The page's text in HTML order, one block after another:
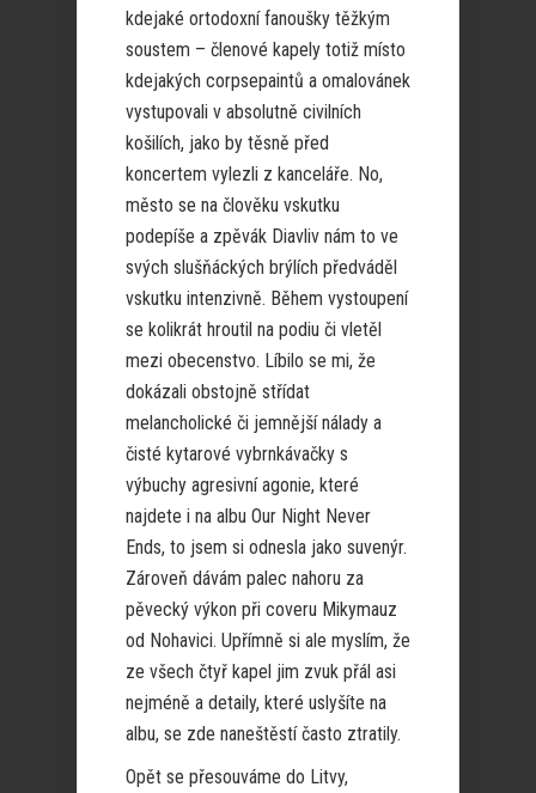
kdejaké ortodoxní fanoušky těžkým
soustem – členové kapely totiž místo
kdejakých corpsepaintů a omalovánek
vystupovali v absolutně civilních
košilích, jako by těsně před
koncertem vylezli z kanceláře. No,
město se na člověku vskutku
podepíše a zpěvák Diavliv nám to ve
svých slušňáckých brýlích předváděl
vskutku intenzivně. Během vystoupení
se kolikrát hroutil na podiu či vletěl
mezi obecenstvo. Líbilo se mi, že
dokázali obstojně střídat
melancholické či jemnější nálady a
čisté kytarové vybrnkávačky s
výbuchy agresivní agonie, které
najdete i na albu Our Night Never
Ends, to jsem si odnesla jako suvenýr.
Zároveň dávám palec nahoru za
pěvecký výkon při coveru Mikymauz
od Nohavici. Upřímně si ale myslím, že
ze všech čtyř kapel jim zvuk přál asi
nejméně a detaily, které uslyšíte na
albu, se zde naneštěstí často ztratily.
Opět se přesouváme do Litvy,